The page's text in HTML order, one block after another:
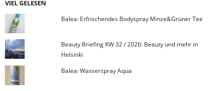
VIEL GELESEN
Balea: Erfrischendes Bodyspray Minze&Grüner Tee
Beauty Briefing KW 32 / 2026: Beauty und mehr in
Helsinki
Balea: Wasserspray Aqua